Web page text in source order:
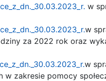
w
w
za 2022 rok oraz
w
w zakresie pomocy